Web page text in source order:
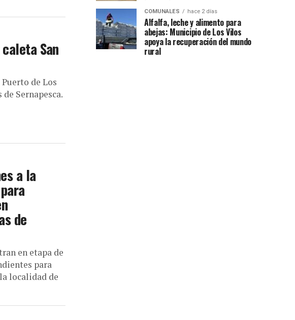
San
de Los
Sernapesca.
a la
de
en etapa de
para
localidad de
COMUNALES hace 2 días
Alfalfa, leche y alimento para
abejas: Municipio de Los Vilos
apoya la recuperación del mundo
rural